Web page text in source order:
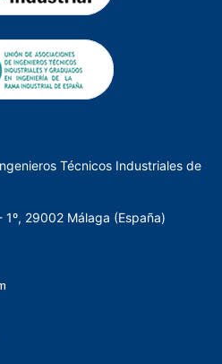
Técnicos Industriales de
29002 Málaga (España)